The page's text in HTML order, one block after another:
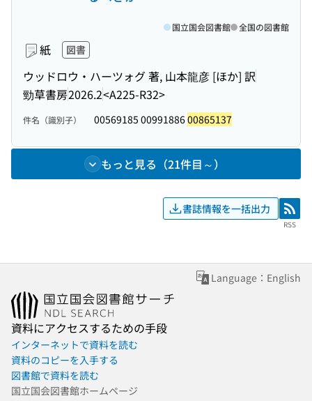
紙 図書
ウッドロウ・ハーツォグ 著, 山本龍彦 [ほか] 訳
勁草書房2026.2<A225-R32>
国立国会図書館 全国の図書館
件名（識別子） 00569185 0099188600865137
もっと見る（21件目～）
書誌情報を一括出力 RSS
RSS
Language：English
資料にアクセスするための手段
インターネットで資料を読む
資料のコピーを入手する
図書館で資料を読む
国立国会図書館ホームページ